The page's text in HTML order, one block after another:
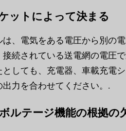
ットによって決まる
は、電気をある電圧から別の
続されている送電網の電圧
としても、充電器、車載充電
力を合わせてください。.
ルテージ機能の根拠の